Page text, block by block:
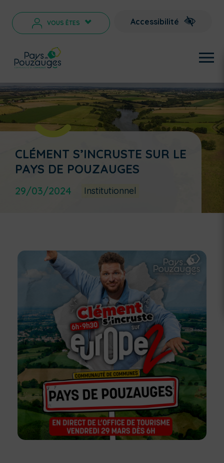
VOUS ÊTES > Accessibilité
CLÉMENT S’INCRUSTE SUR LE
PAYS DE POUZAUGES
29/03/2024 Institutionnel